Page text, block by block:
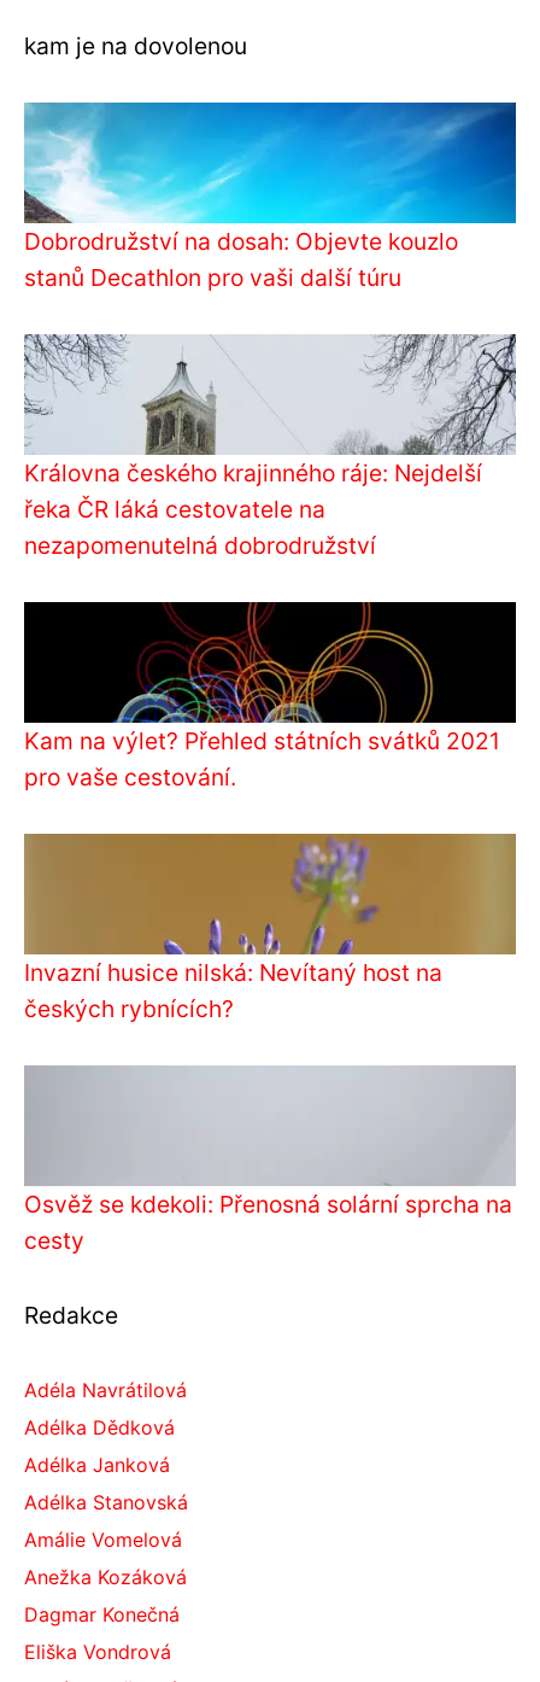
kam je na dovolenou
Dobrodružství na dosah: Objevte kouzlo
stanů Decathlon pro vaši další túru
Královna českého krajinného ráje: Nejdelší
řeka ČR láká cestovatele na
nezapomenutelná dobrodružství
Kam na výlet? Přehled státních svátků 2021
pro vaše cestování.
Invazní husice nilská: Nevítaný host na
českých rybnících?
Osvěž se kdekoli: Přenosná solární sprcha na
cesty
Redakce
Adéla Navrátilová
Adélka Dědková
Adélka Janková
Adélka Stanovská
Amálie Vomelová
Anežka Kozáková
Dagmar Konečná
Eliška Vondrová